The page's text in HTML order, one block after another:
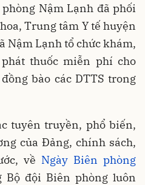
Nậm Lạnh đã phối
Trung tâm Y tế huyện
Nậm Lạnh tổ chức khám,
thuốc miễn phí cho
bào các DTTS trong
tuyên truyền, phổ biến,
của Đảng, chính sách,
về Ngày Biên phòng
Bộ đội Biên phòng luôn